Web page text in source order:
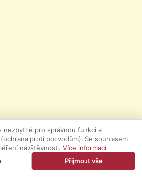
nezbytné pro správnou funkci a
proti podvodům). Se souhlasem
návštěvnosti. Více informací
Přijmout vše